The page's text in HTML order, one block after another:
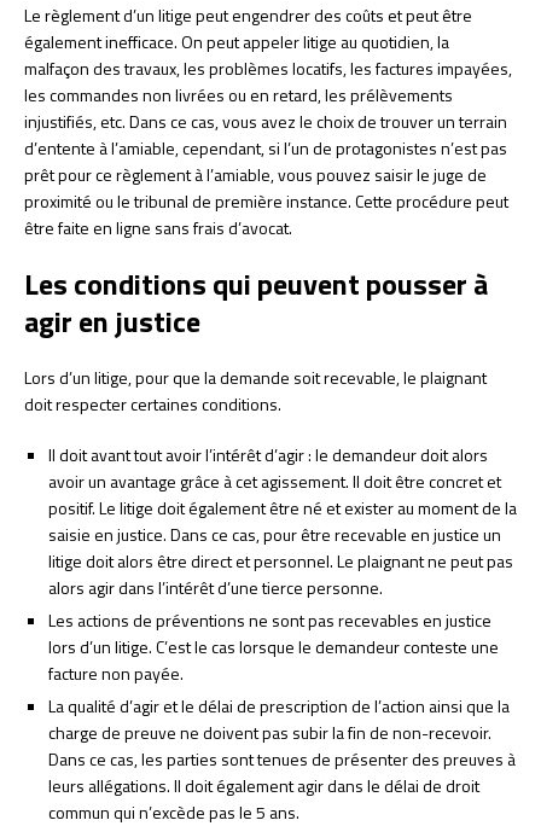
Le règlement d’un litige peut engendrer des coûts et peut être
également inefficace. On peut appeler litige au quotidien, la
malfaçon des travaux, les problèmes locatifs, les factures impayées,
les commandes non livrées ou en retard, les prélèvements
injustifiés, etc. Dans ce cas, vous avez le choix de trouver un terrain
d’entente à l’amiable, cependant, si l’un de protagonistes n’est pas
prêt pour ce règlement à l’amiable, vous pouvez saisir le juge de
proximité ou le tribunal de première instance. Cette procédure peut
être faite en ligne sans frais d’avocat.
Les conditions qui peuvent pousser à
agir en justice
Lors d’un litige, pour que la demande soit recevable, le plaignant
doit respecter certaines conditions.
Il doit avant tout avoir l’intérêt d’agir : le demandeur doit alors
avoir un avantage grâce à cet agissement. Il doit être concret et
positif. Le litige doit également être né et exister au moment de la
saisie en justice. Dans ce cas, pour être recevable en justice un
litige doit alors être direct et personnel. Le plaignant ne peut pas
alors agir dans l’intérêt d’une tierce personne.
Les actions de préventions ne sont pas recevables en justice
lors d’un litige. C’est le cas lorsque le demandeur conteste une
facture non payée.
La qualité d’agir et le délai de prescription de l’action ainsi que la
charge de preuve ne doivent pas subir la fin de non-recevoir.
Dans ce cas, les parties sont tenues de présenter des preuves à
leurs allégations. Il doit également agir dans le délai de droit
commun qui n’excède pas le 5 ans.